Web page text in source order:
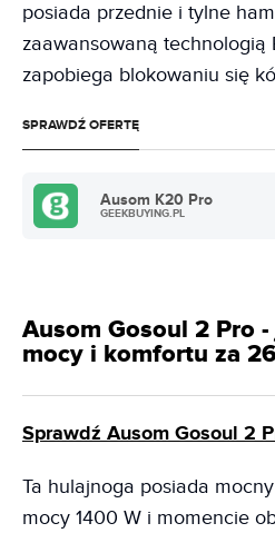
posiada przednie i tylne
zaawansowaną technologią
zapobiega blokowaniu się
SPRAWDŹ OFERTĘ
Ausom K20 Pro
GEEKBUYING.PL
Ausom Gosoul 2 Pro
mocy i komfortu za
Sprawdź Ausom Gosoul 2
Ta hulajnoga posiada
mocy 1400 W i momencie